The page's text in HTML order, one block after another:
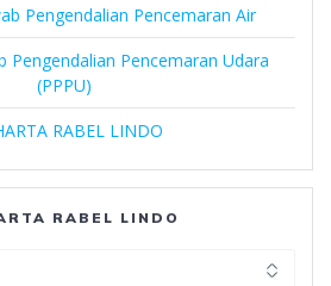
Pengendalian Pencemaran Air
Pengendalian Pencemaran Udara
(PPPU)
RABEL LINDO
RABEL LINDO